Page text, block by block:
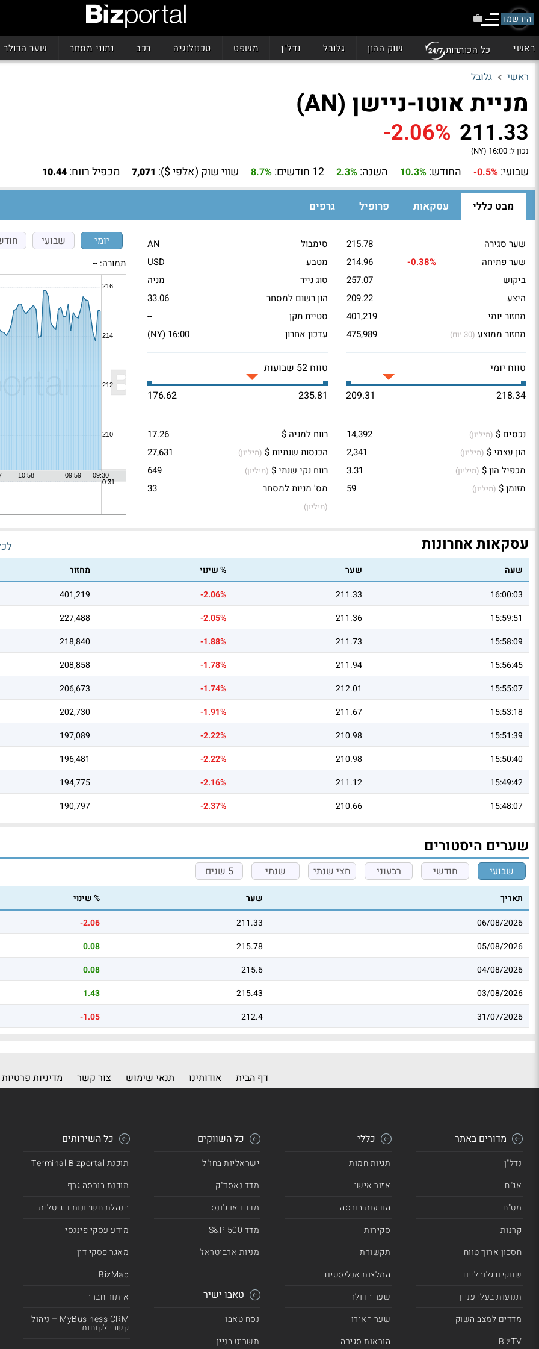
הירשמו
ראשי כל הכותרות שוק ההון גלובל נדל"ן משפט טכנולוגיה רכב נתוני מסחר שער הדולר
ראשי גלובל
מניית אוטו-ניישן (AN)
211.33
-2.06%
נכון ל: 16:00 (NY)
שבועי: -0.5% החודש: 10.3% השנה: 2.3% 12 חודשים: 8.7% שווי שוק (אלפי $): 7,071 מכפיל רווח: 10.44
מבט כללי עסקאות פרופיל גרפים
שער סגירה
215.78
שער פתיחה
-0.38%
214.96
ביקוש
257.07
היצע
209.22
מחזור יומי
401,219
מחזור ממוצע (30 יום) 475,989
סימבול
AN
מטבע
USD
סוג נייר
מניה
הון רשום למסחר
33.06
סטיית תקן
--
עדכון אחרון
16:00 (NY)
טווח יומי
218.34
209.31
טווח 52 שבועות
235.81
176.62
נכסים $ (מיליון)
14,392
הון עצמי $ (מיליון)
2,341
מכפיל הון $ (מיליון)
3.31
מזומן $ (מיליון) 59
רווח למניה $
17.26
הכנסות שנתיות $ (מיליון)
27,631
רווח נקי שנתי $ (מיליון)
649
מס' מניות למסחר
(מיליון)
33
יומי שבועי
תמורה: --
עסקאות אחרונות
שעה שער % שינוי
מחזור
16:00:03
211.33
-2.06%
401,219
15:59:51
211.36
-2.05%
227,488
15:58:09
211.73
-1.88%
218,840
15:56:45
211.94
-1.78%
208,858
15:55:07
212.01
-1.74%
206,673
15:53:18
211.67
-1.91%
202,730
15:51:39
210.98
-2.22%
197,089
15:50:40
210.98
-2.22%
196,481
15:49:42
211.12
-2.16%
194,775
15:48:07
210.66
-2.37%
190,797
שערים היסטורים
שבועי חודשי רבעוני חצי שנתי שנתי 5 שנים
תאריך שער
% שינוי
06/08/2026
211.33
-2.06
05/08/2026
215.78
0.08
04/08/2026
215.6
0.08
03/08/2026
215.43
1.43
31/07/2026
212.4
-1.05
דף הבית אודותינו תנאי שימוש צור קשר מדיניות פרטיות
מדורים באתר
נדל"ן
אג"ח
מט"ח
קרנות
חסכון ארוך טווח
שווקים גלובליים
תנועות בעלי עניין
מדדים למצב השוק
BizTV
כללי
תגיות חמות
אזור אישי
הודעות בורסה
סקירות
תקשורת
המלצות אנליסטים
שער הדולר
שער האירו
הוראות סגירה
כל השווקים
ישראליות בחו"ל
מדד נאסד"ק
מדד דאו ג'ונס
מדד 500 S&P
מניות ארביטראז'
טאבו ישיר
נסח טאבו
תשריט בניין
כל השירותים
תוכנת Terminal Bizportal
תוכנת בורסה גרף
הנהלת חשבונות דיגיטלית
מידע עסקי פיננסי
מאגר פסקי דין
BizMap
איתור חברה
MyBusiness CRM – ניהול
קשרי לקוחות